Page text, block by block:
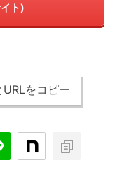
ト)
をコピー